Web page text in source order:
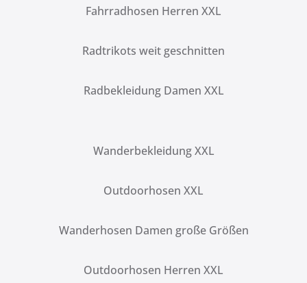
Fahrradhosen Herren XXL
Radtrikots weit geschnitten
Radbekleidung Damen XXL
Wanderbekleidung XXL
Outdoorhosen XXL
Wanderhosen Damen große Größen
Outdoorhosen Herren XXL